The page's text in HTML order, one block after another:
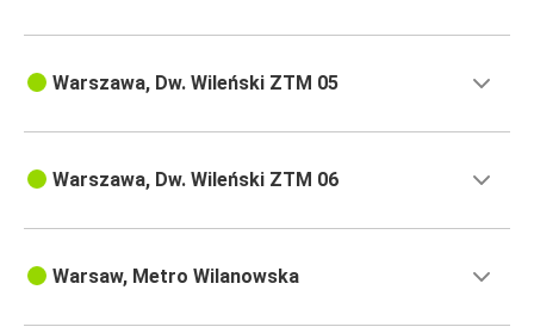
Warszawa, Dw. Wileński ZTM 05
Warszawa, Dw. Wileński ZTM 06
Warsaw, Metro Wilanowska